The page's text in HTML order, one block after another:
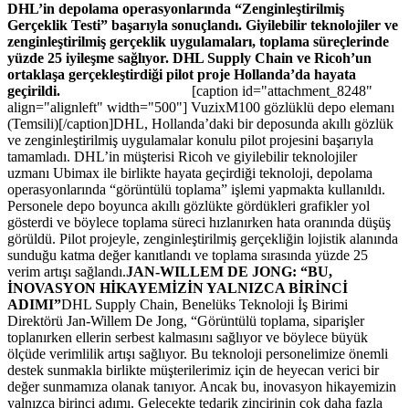
DHL’in depolama operasyonlarında “Zenginleştirilmiş
Gerçeklik Testi” başarıyla sonuçlandı. Giyilebilir teknolojiler ve
zenginleştirilmiş gerçeklik uygulamaları, toplama süreçlerinde
yüzde 25 iyileşme sağlıyor. DHL Supply Chain ve Ricoh’un
ortaklaşa gerçekleştirdiği pilot proje Hollanda’da hayata
geçirildi. [caption id="attachment_8248"
align="alignleft" width="500"] VuzixM100 gözlüklü depo elemanı
(Temsili)[/caption]DHL, Hollanda’daki bir deposunda akıllı gözlük
ve zenginleştirilmiş uygulamalar konulu pilot projesini başarıyla
tamamladı. DHL’in müşterisi Ricoh ve giyilebilir teknolojiler
uzmanı Ubimax ile birlikte hayata geçirdiği teknoloji, depolama
operasyonlarında “görüntülü toplama” işlemi yapmakta kullanıldı.
Personele depo boyunca akıllı gözlükte gördükleri grafikler yol
gösterdi ve böylece toplama süreci hızlanırken hata oranında düşüş
görüldü. Pilot projeyle, zenginleştirilmiş gerçekliğin lojistik alanında
sunduğu katma değer kanıtlandı ve toplama sırasında yüzde 25
verim artışı sağlandı.JAN-WILLEM DE JONG: “BU,
İNOVASYON HİKAYEMİZİN YALNIZCA BİRİNCİ
ADIMI”DHL Supply Chain, Benelüks Teknoloji İş Birimi
Direktörü Jan-Willem De Jong, “Görüntülü toplama, siparişler
toplanırken ellerin serbest kalmasını sağlıyor ve böylece büyük
ölçüde verimlilik artışı sağlıyor. Bu teknoloji personelimize önemli
destek sunmakla birlikte müşterilerimiz için de heyecan verici bir
değer sunmamıza olanak tanıyor. Ancak bu, inovasyon hikayemizin
yalnızca birinci adımı. Gelecekte tedarik zincirinin çok daha fazla